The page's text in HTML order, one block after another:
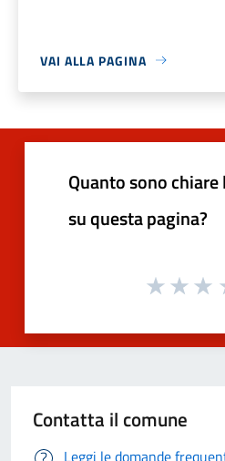
VAI ALLA PAGINA
Quanto sono
su questa pagina?
Contatta il comune
Leggi le domande